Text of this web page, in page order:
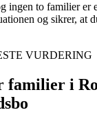
ingen to familier er
og sikrer, at
VURDERING
familier i